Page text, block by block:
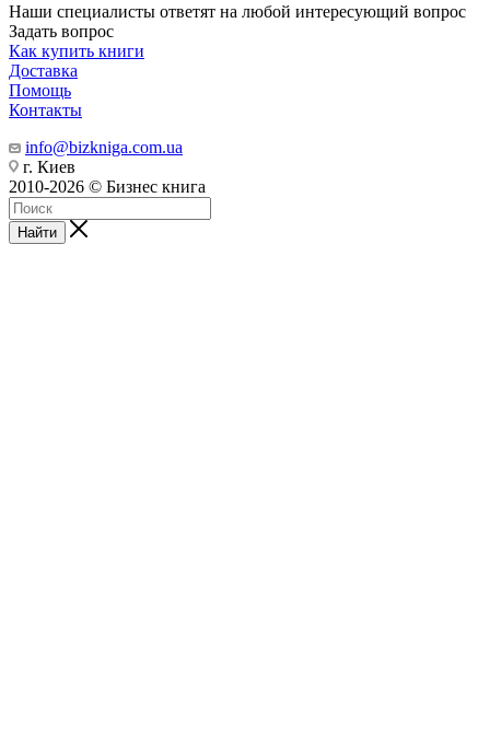
Наши специалисты ответят на любой интересующий вопрос
Задать вопрос
Как купить книги
Доставка
Помощь
Контакты
info@bizkniga.com.ua
г. Киев
2010-2026 © Бизнес книга
Найти